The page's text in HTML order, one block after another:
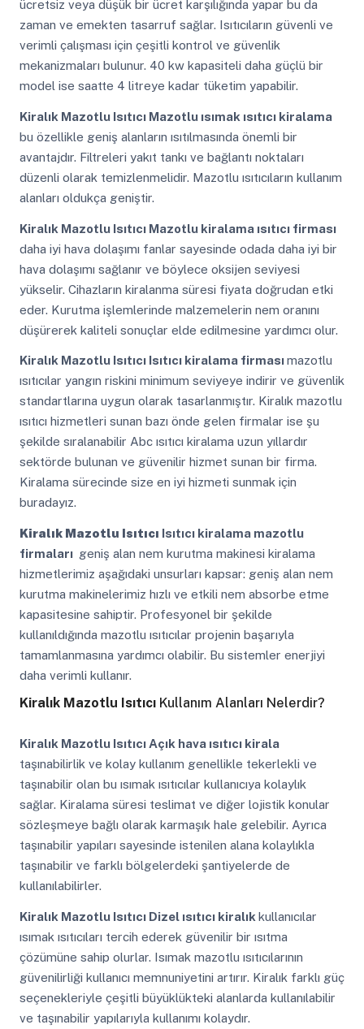
ücretsiz veya düşük bir ücret karşılığında yapar bu da
zaman ve emekten tasarruf sağlar. Isıtıcıların güvenli ve
verimli çalışması için çeşitli kontrol ve güvenlik
mekanizmaları bulunur. 40 kw kapasiteli daha güçlü bir
model ise saatte 4 litreye kadar tüketim yapabilir.
Kiralık Mazotlu IsıtıcıMazotlu ısımak ısıtıcı kiralama
bu özellikle geniş alanların ısıtılmasında önemli bir
avantajdır. Filtreleri yakıt tankı ve bağlantı noktaları
düzenli olarak temizlenmelidir. Mazotlu ısıtıcıların kullanım
alanları oldukça geniştir.
Kiralık Mazotlu IsıtıcıMazotlu kiralama ısıtıcı firması
daha iyi hava dolaşımı fanlar sayesinde odada daha iyi bir
hava dolaşımı sağlanır ve böylece oksijen seviyesi
yükselir. Cihazların kiralanma süresi fiyata doğrudan etki
eder. Kurutma işlemlerinde malzemelerin nem oranını
düşürerek kaliteli sonuçlar elde edilmesine yardımcı olur.
Kiralık Mazotlu IsıtıcıIsıtıcı kiralama firmasımazotlu
ısıtıcılar yangın riskini minimum seviyeye indirir ve güvenlik
standartlarına uygun olarak tasarlanmıştır. Kiralık mazotlu
ısıtıcı hizmetleri sunan bazı önde gelen firmalar ise şu
şekilde sıralanabilir Abc ısıtıcı kiralama uzun yıllardır
sektörde bulunan ve güvenilir hizmet sunan bir firma.
Kiralama sürecinde size en iyi hizmeti sunmak için
buradayız.
Kiralık Mazotlu Isıtıcı Isıtıcı kiralama mazotlu
firmaları geniş alan nem kurutma makinesi kiralama
hizmetlerimiz aşağıdaki unsurları kapsar: geniş alan nem
kurutma makinelerimiz hızlı ve etkili nem absorbe etme
kapasitesine sahiptir. Profesyonel bir şekilde
kullanıldığında mazotlu ısıtıcılar projenin başarıyla
tamamlanmasına yardımcı olabilir. Bu sistemler enerjiyi
daha verimli kullanır.
Kiralık Mazotlu IsıtıcıKullanım Alanları Nelerdir?
Kiralık Mazotlu IsıtıcıAçık hava ısıtıcı kirala
taşınabilirlik ve kolay kullanım genellikle tekerlekli ve
taşınabilir olan bu ısımak ısıtıcılar kullanıcıya kolaylık
sağlar. Kiralama süresi teslimat ve diğer lojistik konular
sözleşmeye bağlı olarak karmaşık hale gelebilir. Ayrıca
taşınabilir yapıları sayesinde istenilen alana kolaylıkla
taşınabilir ve farklı bölgelerdeki şantiyelerde de
kullanılabilirler.
Kiralık Mazotlu IsıtıcıDizel ısıtıcı kiralık kullanıcılar
ısımak ısıtıcıları tercih ederek güvenilir bir ısıtma
çözümüne sahip olurlar. Isımak mazotlu ısıtıcılarının
güvenilirliği kullanıcı memnuniyetini artırır. Kiralık farklı güç
seçenekleriyle çeşitli büyüklükteki alanlarda kullanılabilir
ve taşınabilir yapılarıyla kullanımı kolaydır.